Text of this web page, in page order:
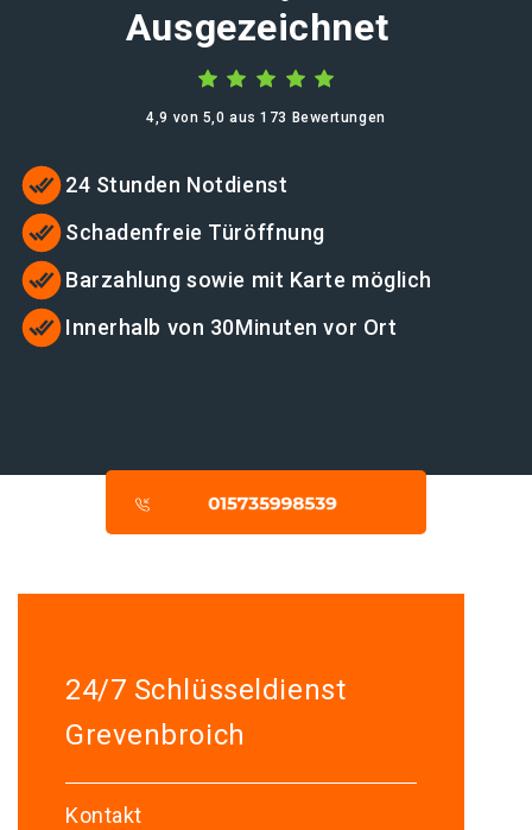
Ausgezeichnet
4,9 von 5,0 aus 173 Bewertungen
24 Stunden Notdienst
Schadenfreie Türöffnung
Barzahlung sowie mit Karte möglich
Innerhalb von 30Minuten vor Ort
24/7 Schlüsseldienst
Grevenbroich
Kontakt